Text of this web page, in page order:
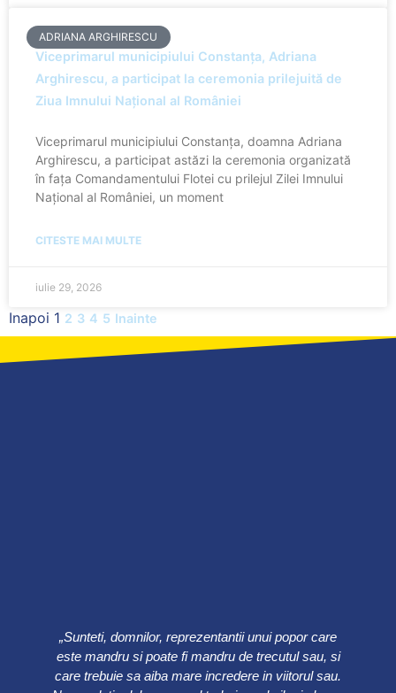
ADRIANA ARGHIRESCU
Viceprimarul municipiului Constanța, Adriana
Arghirescu, a participat la ceremonia prilejuită de
Ziua Imnului Național al României
Viceprimarul municipiului Constanța, doamna Adriana
Arghirescu, a participat astăzi la ceremonia organizată
în fața Comandamentului Flotei cu prilejul Zilei Imnului
Național al României, un moment
CITESTE MAI MULTE
iulie 29, 2026
Inapoi 1 2 3 4 5 Inainte
„Sunteti, domnilor, reprezentantii unui popor care
este mandru si poate fi mandru de trecutul sau, si
care trebuie sa aiba mare incredere in viitorul sau.